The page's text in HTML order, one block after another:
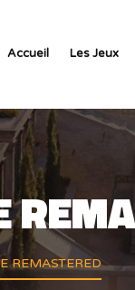
Accueil Les Jeux
REMASTERED